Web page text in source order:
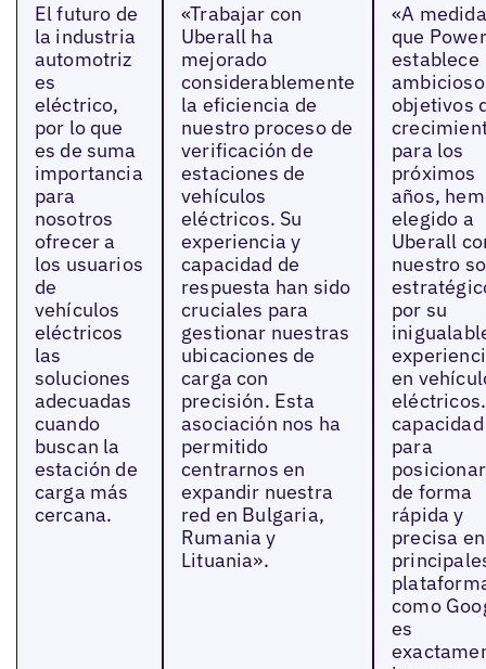
El futuro de
la industria
automotriz
es
eléctrico,
por lo que
es de suma
importancia
para
nosotros
ofrecer a
los usuarios
de
vehículos
eléctricos
las
soluciones
adecuadas
cuando
buscan la
estación de
carga más
cercana.
«Trabajar con
Uberall ha
mejorado
considerablemente
la eficiencia de
nuestro proceso de
verificación de
estaciones de
vehículos
eléctricos. Su
experiencia y
capacidad de
respuesta han sido
cruciales para
gestionar nuestras
ubicaciones de
carga con
precisión. Esta
asociación nos ha
permitido
centrarnos en
expandir nuestra
red en Bulgaria,
Rumania y
Lituania».
«A medida
que
establece
objetivos
para los
próximos
años,
elegido a
Uberall
nuestro
por su
en
capacidad
para
de forma
rápida y
precisa
como
es